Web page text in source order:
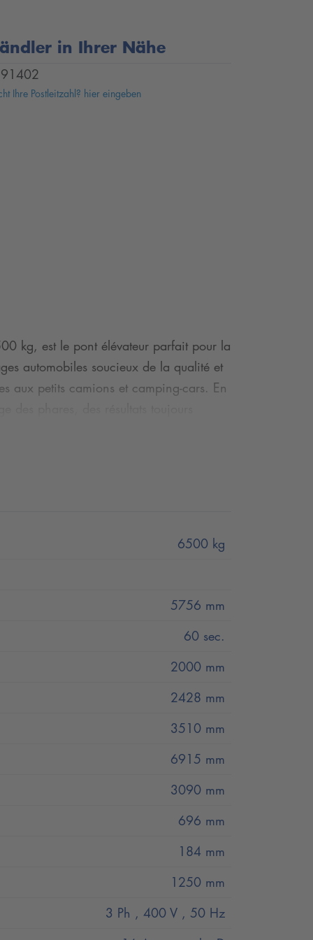
in Ihrer Nähe
Ihre Postleitzahl? hier eingeben
kg, est le pont élévateur parfait pour la
automobiles soucieux de la qualité et
aux petits camions et camping-cars. En
les rails pour un confort de travail
tous les 100 mm grâce au
d'un pont élévateur fiable et bon
de traction intégré dans le rail
la consommation d'énergie et les frais
6500 kg
5756 mm
60 sec.
2000 mm
2428 mm
3510 mm
6915 mm
3090 mm
696 mm
184 mm
1250 mm
3 Ph , 400 V , 50 Hz